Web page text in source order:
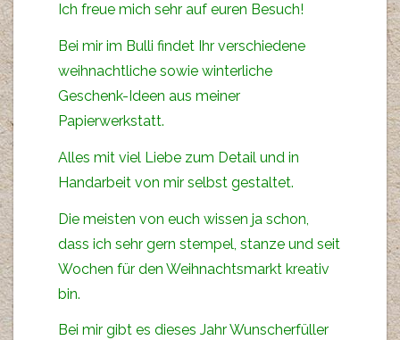
Ich freue mich sehr auf euren Besuch!
Bei mir im Bulli findet Ihr verschiedene
weihnachtliche sowie winterliche
Geschenk-Ideen aus meiner
Papierwerkstatt.
Alles mit viel Liebe zum Detail und in
Handarbeit von mir selbst gestaltet.
Die meisten von euch wissen ja schon,
dass ich sehr gern stempel, stanze und seit
Wochen für den Weihnachtsmarkt kreativ
bin.
Bei mir gibt es dieses Jahr Wunscherfüller